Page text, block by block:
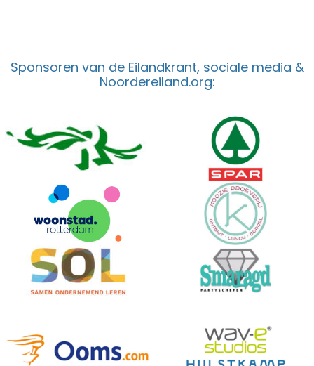
Sponsoren van de Eilandkrant, sociale media &
Noordereiland.org: